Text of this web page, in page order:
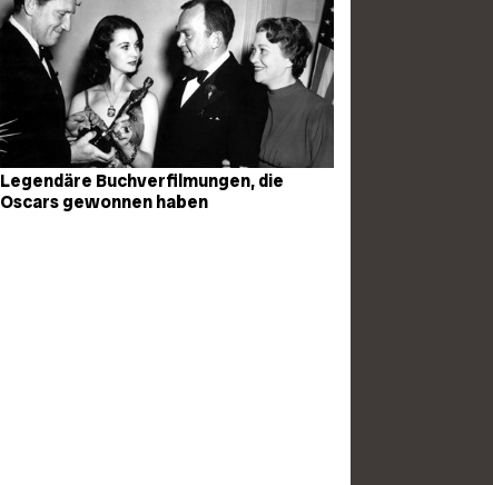
Legendäre Buchverfilmungen, die
Oscars gewonnen haben